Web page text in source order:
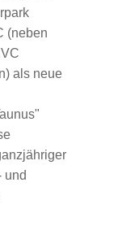
(neben
als neue
und